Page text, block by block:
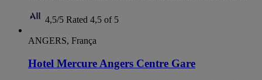
4,5/5 Rated 4,5 of 5
ANGERS, França
Hotel Mercure Angers Centre Gare